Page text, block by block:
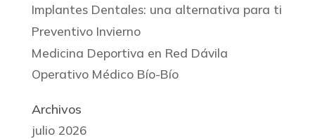
Implantes Dentales: una alternativa para ti
Preventivo Invierno
Medicina Deportiva en Red Dávila
Operativo Médico Bío-Bío
Archivos
julio 2026